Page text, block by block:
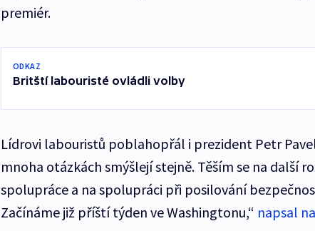
premiér.
ODKAZ
Britští labouristé ovládli volby
Lídrovi labouristů poblahopřál i prezident Petr
mnoha otázkách smýšlejí stejně. Těším se na další
spolupráce a na spolupráci při posilování
Začínáme již příští týden ve Washingtonu,“ napsal